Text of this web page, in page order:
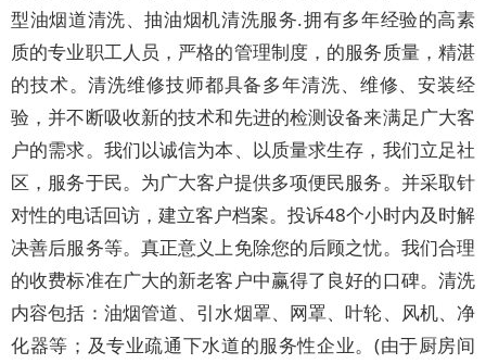
型油烟道清洗、抽油烟机清洗服务.拥有多年经验的高素
质的专业职工人员，严格的管理制度，的服务质量，精湛
的技术。清洗维修技师都具备多年清洗、维修、安装经
验，并不断吸收新的技术和先进的检测设备来满足广大客
户的需求。我们以诚信为本、以质量求生存，我们立足社
区，服务于民。为广大客户提供多项便民服务。并采取针
对性的电话回访，建立客户档案。投诉48个小时内及时解
决善后服务等。真正意义上免除您的后顾之忧。我们合理
的收费标准在广大的新老客户中赢得了良好的口碑。清洗
内容包括：油烟管道、引水烟罩、网罩、叶轮、风机、净
化器等；及专业疏通下水道的服务性企业。(由于厨房间